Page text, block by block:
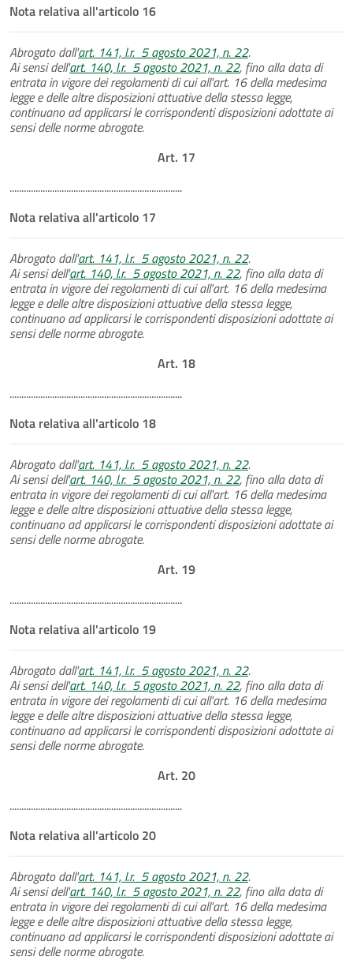
Nota relativa all'articolo 16
Abrogato dall'art. 141, l.r. 5 agosto 2021, n. 22.
Ai sensi dell'art. 140, l.r. 5 agosto 2021, n. 22, fino alla data di
entrata in vigore dei regolamenti di cui all'art. 16 della medesima
legge e delle altre disposizioni attuative della stessa legge,
continuano ad applicarsi le corrispondenti disposizioni adottate ai
sensi delle norme abrogate.
Art. 17
.........................................................................
Nota relativa all'articolo 17
Abrogato dall'art. 141, l.r. 5 agosto 2021, n. 22.
Ai sensi dell'art. 140, l.r. 5 agosto 2021, n. 22, fino alla data di
entrata in vigore dei regolamenti di cui all'art. 16 della medesima
legge e delle altre disposizioni attuative della stessa legge,
continuano ad applicarsi le corrispondenti disposizioni adottate ai
sensi delle norme abrogate.
Art. 18
.........................................................................
Nota relativa all'articolo 18
Abrogato dall'art. 141, l.r. 5 agosto 2021, n. 22.
Ai sensi dell'art. 140, l.r. 5 agosto 2021, n. 22, fino alla data di
entrata in vigore dei regolamenti di cui all'art. 16 della medesima
legge e delle altre disposizioni attuative della stessa legge,
continuano ad applicarsi le corrispondenti disposizioni adottate ai
sensi delle norme abrogate.
Art. 19
.........................................................................
Nota relativa all'articolo 19
Abrogato dall'art. 141, l.r. 5 agosto 2021, n. 22.
Ai sensi dell'art. 140, l.r. 5 agosto 2021, n. 22, fino alla data di
entrata in vigore dei regolamenti di cui all'art. 16 della medesima
legge e delle altre disposizioni attuative della stessa legge,
continuano ad applicarsi le corrispondenti disposizioni adottate ai
sensi delle norme abrogate.
Art. 20
.........................................................................
Nota relativa all'articolo 20
Abrogato dall'art. 141, l.r. 5 agosto 2021, n. 22.
Ai sensi dell'art. 140, l.r. 5 agosto 2021, n. 22, fino alla data di
entrata in vigore dei regolamenti di cui all'art. 16 della medesima
legge e delle altre disposizioni attuative della stessa legge,
continuano ad applicarsi le corrispondenti disposizioni adottate ai
sensi delle norme abrogate.